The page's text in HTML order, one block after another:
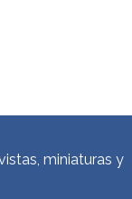
miniaturas y